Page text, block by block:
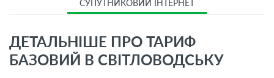
СУПУТНИКОВИЙ ІНТЕРНЕТ
ДЕТАЛЬНІШЕ ПРО ТАРИФ
БАЗОВИЙ В СВІТЛОВОДСЬКУ